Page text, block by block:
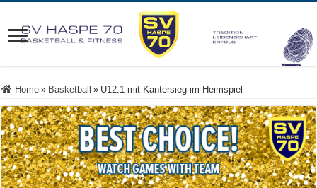
Home » Basketball » U12.1 mit Kantersieg im Heimspiel